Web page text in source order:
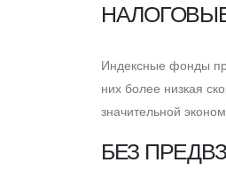
Индексные фонды
них более низкая
значительной
БЕЗ